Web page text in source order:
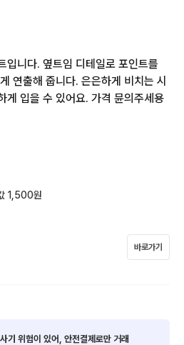
입니다. 옆트임 디테일로 포인트를
연출해 줍니다. 은은하게 비치는 시
게 입을 수 있어요. 가격 뮨의주세용
쁘구요! 부담스러우시면 나시탑이랑
1,500원
바로가기
기 위험이 있어, 안전결제로만 거래